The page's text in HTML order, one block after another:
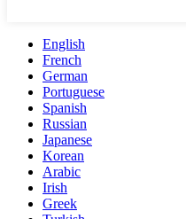
English
French
German
Portuguese
Spanish
Russian
Japanese
Korean
Arabic
Irish
Greek